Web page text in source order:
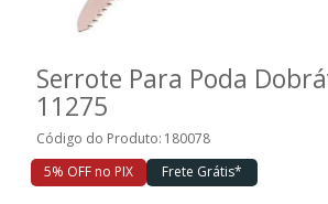
Marcas
SUPER
Serrote Para Poda
11275
Código do Produto: 180078
5% OFF no PIX
Frete Grátis*